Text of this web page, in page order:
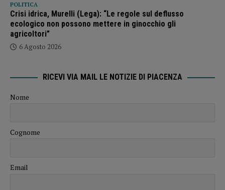
POLITICA
Crisi idrica, Murelli (Lega): “Le regole sul deflusso
ecologico non possono mettere in ginocchio gli
agricoltori”
6 Agosto 2026
RICEVI VIA MAIL LE NOTIZIE DI PIACENZA
Nome
Cognome
Email